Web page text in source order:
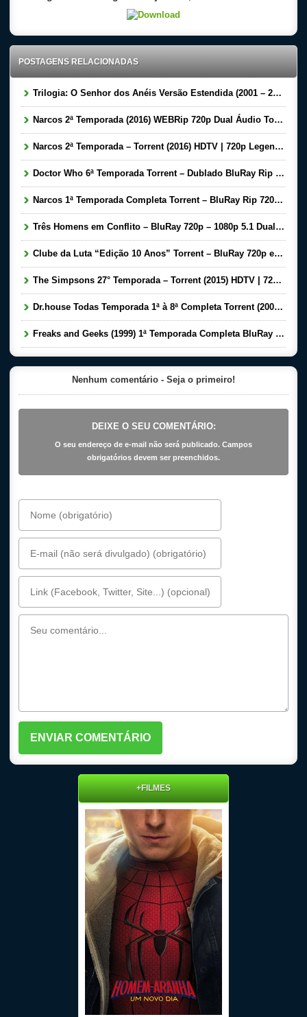
POSTAGENS RELACIONADAS
Trilogia: O Senhor dos Anéis Versão Estendida (2001 – 2003) BluRay 720p | 1080p Dual Áudio 5.1 – Torrent Download
Narcos 2ª Temporada (2016) WEBRip 720p Dual Áudio Torrent – Torrent Download
Narcos 2ª Temporada – Torrent (2016) HDTV | 720p Legendado Download
Doctor Who 6ª Temporada Torrent – Dublado BluRay Rip Dual Áudio Download
Narcos 1ª Temporada Completa Torrent – BluRay Rip 720p Dual Áudio Download (2015)
Três Homens em Conflito – BluRay 720p – 1080p 5.1 Dual Áudio Torrent Download (1966)
Clube da Luta “Edição 10 Anos” Torrent – BluRay 720p e 1080p Dual Áudio Download (1999 – 2009)
The Simpsons 27° Temporada – Torrent (2015) HDTV | 720p Legendado Download
Dr.house Todas Temporada 1ª à 8ª Completa Torrent (2004-2012) Bluray 720p Dublado Download
Freaks and Geeks (1999) 1ª Temporada Completa BluRay 720p Dual Audio – Download Torrent
Nenhum comentário - Seja o primeiro!
DEIXE O SEU COMENTÁRIO:
O seu endereço de e-mail não será publicado. Campos
obrigatórios devem ser preenchidos.
+FILMES